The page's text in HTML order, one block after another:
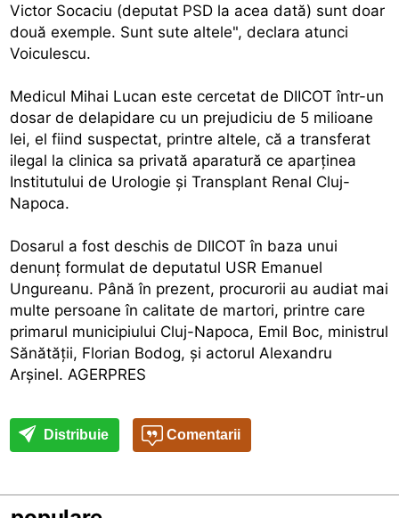
Victor Socaciu (deputat PSD la acea dată) sunt doar
două exemple. Sunt sute altele", declara atunci
Voiculescu.
Medicul Mihai Lucan este cercetat de DIICOT într-un
dosar de delapidare cu un prejudiciu de 5 milioane
lei, el fiind suspectat, printre altele, că a transferat
ilegal la clinica sa privată aparatură ce aparţinea
Institutului de Urologie şi Transplant Renal Cluj-
Napoca.
Dosarul a fost deschis de DIICOT în baza unui
denunţ formulat de deputatul USR Emanuel
Ungureanu. Până în prezent, procurorii au audiat mai
multe persoane în calitate de martori, printre care
primarul municipiului Cluj-Napoca, Emil Boc, ministrul
Sănătăţii, Florian Bodog, şi actorul Alexandru
Arşinel. AGERPRES
Distribuie Comentarii